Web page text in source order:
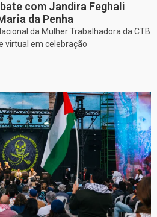
com Jandira Feghali
da Penha
da Mulher Trabalhadora da CTB
virtual em celebração